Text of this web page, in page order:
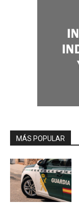
MÁS POPULAR